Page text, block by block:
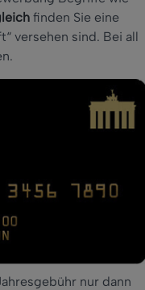
finden Sie eine
versehen sind. Bei all
nur dann